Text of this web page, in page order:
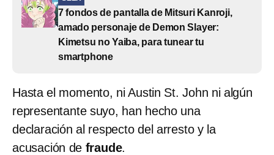
7 fondos de pantalla de Mitsuri Kanroji,
amado personaje de Demon Slayer:
Kimetsu no Yaiba, para tunear tu
smartphone
Hasta el momento, ni Austin St. John ni algún
representante suyo, han hecho una
declaración al respecto del arresto y la
acusación de fraude.